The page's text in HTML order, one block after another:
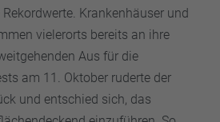
Krankenhäuser und
vielerorts bereits an ihre
Aus für die
am 11. Oktober ruderte der
und entschied sich, das